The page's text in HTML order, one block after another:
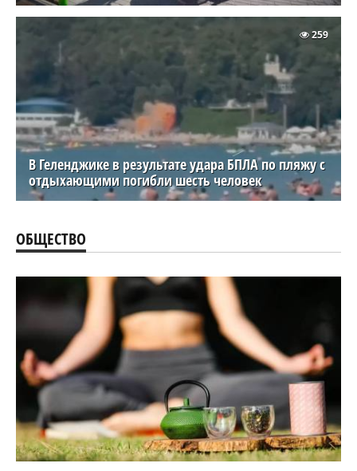
В Геленджике в результате удара БПЛА по пляжу с
отдыхающими погибли шесть человек
259
ОБЩЕСТВО